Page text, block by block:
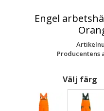
Engel
Producentens
Välj färg